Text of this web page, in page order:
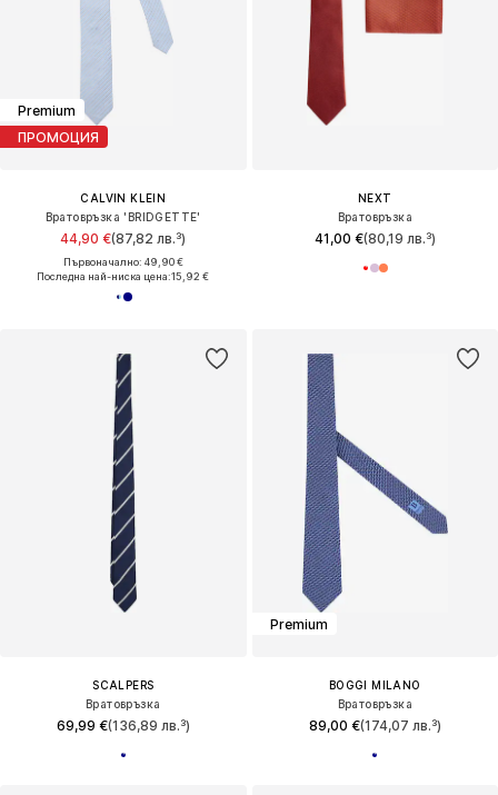
Premium
ПРОМОЦИЯ
CALVIN KLEIN
Вратовръзка 'BRIDGETTE'
44,90 €(87,82 лв.³)
Първоначално: 49,90 €
Последна най-ниска цена:15,92 €
NEXT
Вратовръзка
41,00 €(80,19 лв.³)
SCALPERS
Вратовръзка
69,99 €(136,89 лв.³)
Premium
BOGGI MILANO
Вратовръзка
89,00 €(174,07 лв.³)